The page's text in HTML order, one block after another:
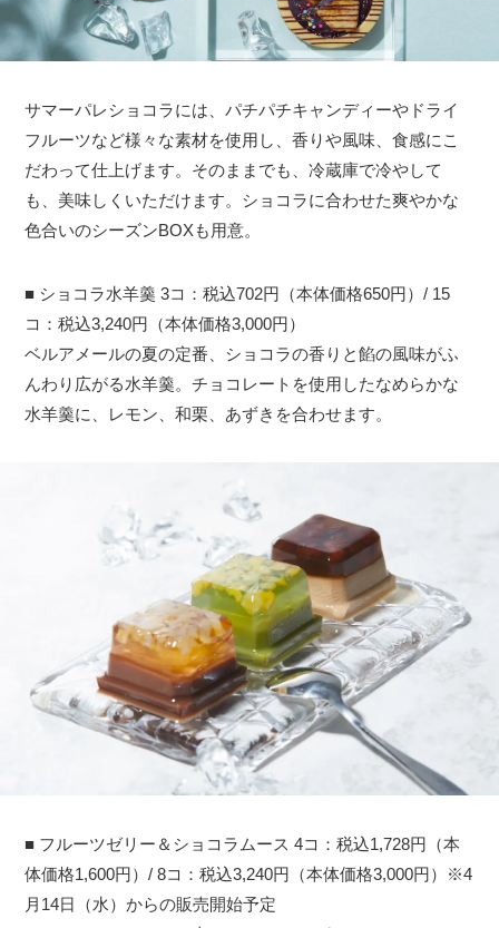
サマーパレショコラには、パチパチキャンディーやドライ
フルーツなど様々な素材を使用し、香りや風味、食感にこ
だわって仕上げます。そのままでも、冷蔵庫で冷やして
も、美味しくいただけます。ショコラに合わせた爽やかな
色合いのシーズンBOXも用意。
■ ショコラ水羊羹 3コ：税込702円（本体価格650円）/ 15
コ：税込3,240円（本体価格3,000円）
ベルアメールの夏の定番、ショコラの香りと餡の風味がふ
んわり広がる水羊羹。チョコレートを使用したなめらかな
水羊羹に、レモン、和栗、あずきを合わせます。
■ フルーツゼリー＆ショコラムース 4コ：税込1,728円（本
体価格1,600円）/ 8コ：税込3,240円（本体価格3,000円）※4
月14日（水）からの販売開始予定